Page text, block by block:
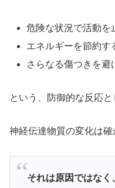
危険な状況で活動を
エネルギーを節約す
さらなる傷つきを避
という、防御的な反応
神経伝達物質の変化は確
それは原因ではな